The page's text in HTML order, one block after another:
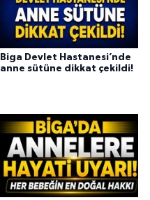
Biga Devlet Hastanesi’nde
anne sütüne dikkat çekildi!